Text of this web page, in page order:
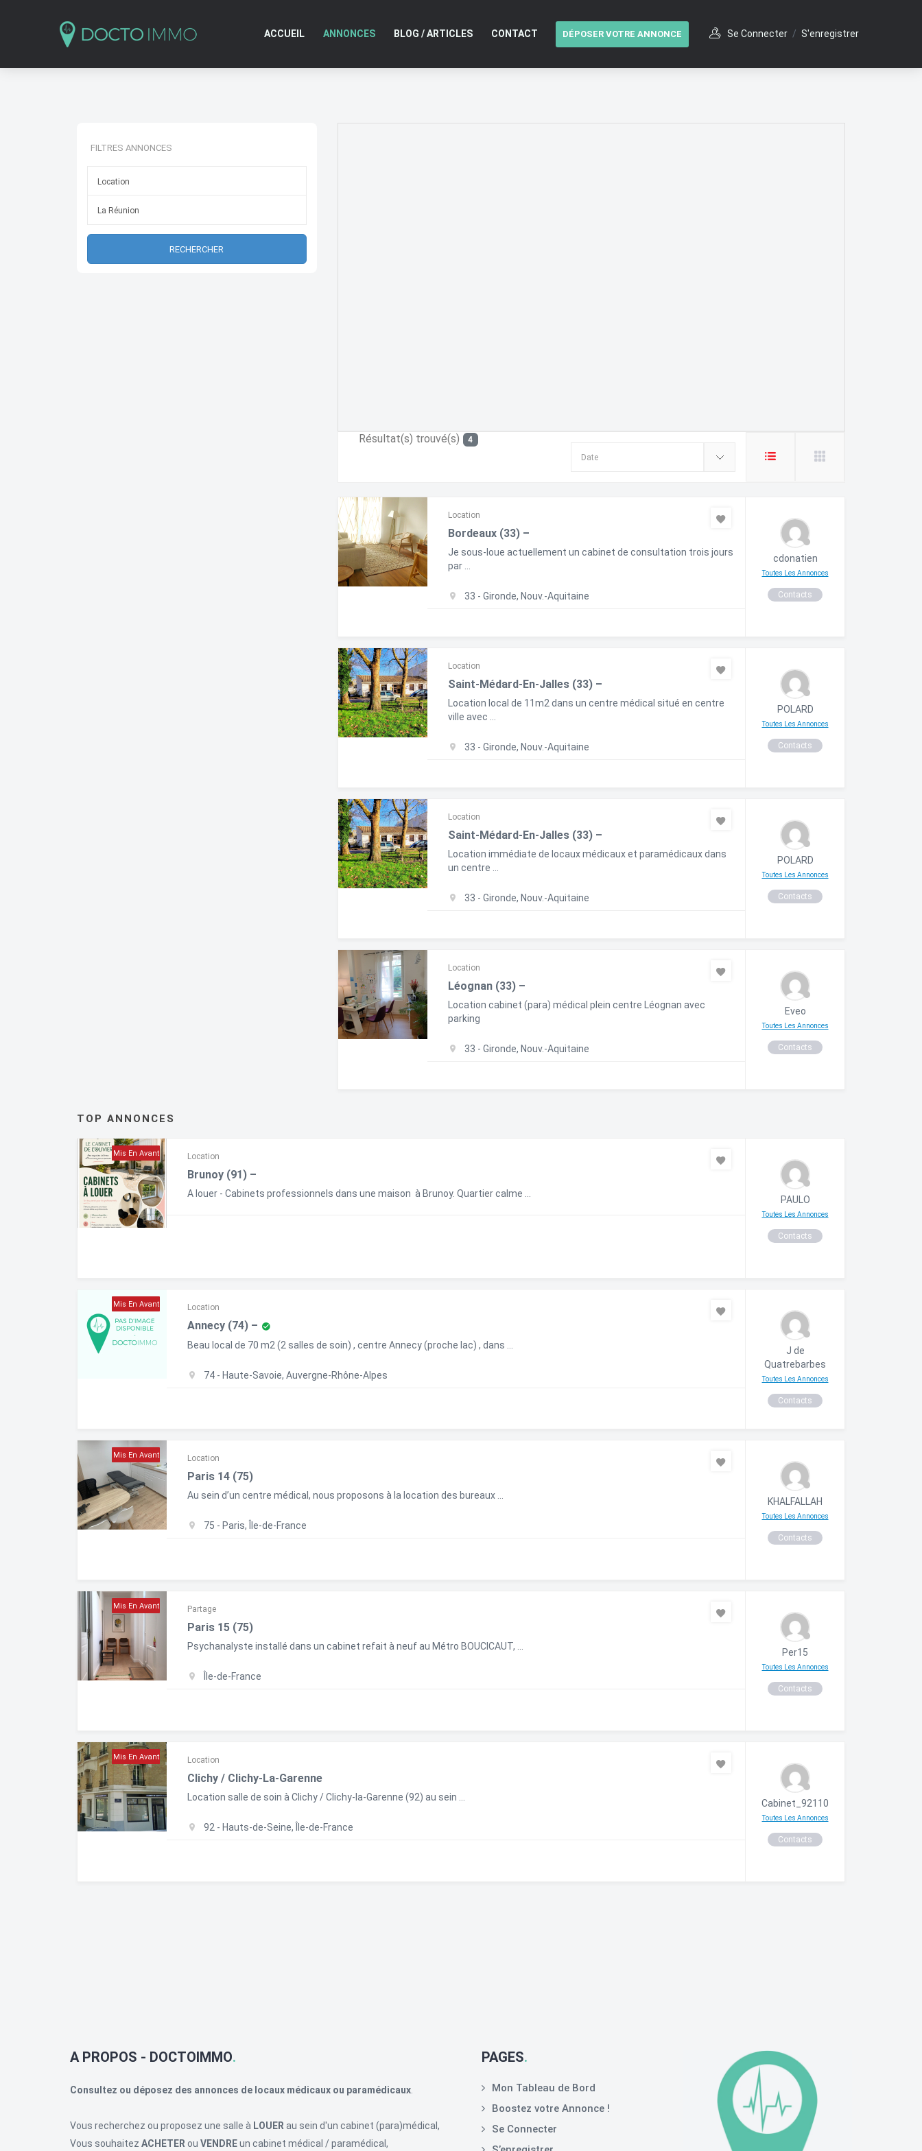
ACCUEIL ANNONCES BLOG / ARTICLES CONTACT Se Connecter / S'enregistrer
DÉPOSER VOTRE ANNONCE
FILTRES ANNONCES
RECHERCHER
Résultat(s) trouvé(s) 4
Location
Bordeaux (33) –
Je sous-loue actuellement un cabinet de consultation trois jours
par ...
33 - Gironde, Nouv.-Aquitaine
cdonatien
Toutes Les Annonces
Contacts
Location
Saint-Médard-En-Jalles (33) –
Location local de 11m2 dans un centre médical situé en centre
ville avec ...
33 - Gironde, Nouv.-Aquitaine
POLARD
Toutes Les Annonces
Contacts
Location
Saint-Médard-En-Jalles (33) –
Location immédiate de locaux médicaux et paramédicaux dans
un centre ...
33 - Gironde, Nouv.-Aquitaine
POLARD
Toutes Les Annonces
Contacts
Location
Léognan (33) –
Location cabinet (para) médical plein centre Léognan avec
parking
33 - Gironde, Nouv.-Aquitaine
Eveo
Toutes Les Annonces
Contacts
TOP ANNONCES
Mis En Avant Location
Brunoy (91) –
A louer - Cabinets professionnels dans une maison à Brunoy. Quartier calme ...
PAULO
Toutes Les Annonces
Contacts
Mis En Avant Location
Annecy (74) –
Beau local de 70 m2 (2 salles de soin) , centre Annecy (proche lac) , dans ...
74 - Haute-Savoie, Auvergne-Rhône-Alpes
J de
Quatrebarbes
Toutes Les Annonces
Contacts
Mis En Avant Location
Paris 14 (75)
Au sein d’un centre médical, nous proposons à la location des bureaux ...
75 - Paris, Île-de-France
KHALFALLAH
Toutes Les Annonces
Contacts
Mis En Avant Partage
Paris 15 (75)
Psychanalyste installé dans un cabinet refait à neuf au Métro BOUCICAUT, ...
Île-de-France
Per15
Toutes Les Annonces
Contacts
Mis En Avant Location
Clichy / Clichy-La-Garenne
Location salle de soin à Clichy / Clichy-la-Garenne (92) au sein ...
92 - Hauts-de-Seine, Île-de-France
Cabinet_92110
Toutes Les Annonces
Contacts
A PROPOS - DOCTOIMMO
Consultez ou déposez des annonces de locaux médicaux ou paramédicaux
Vous recherchez ou proposez une salle à LOUER au sein d'un cabinet (para)médical,
Vous souhaitez ACHETER ou VENDREun cabinet médical / paramédical,
PAGES
Mon Tableau de Bord
Boostez votre Annonce !
Se Connecter